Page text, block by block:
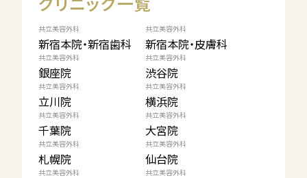
共立美容外科
新宿本院・新宿歯科
共立美容外科
新宿本院・皮膚科
共立美容外科
銀座院
共立美容外科
渋谷院
共立美容外科
立川院
共立美容外科
横浜院
共立美容外科
千葉院
共立美容外科
大宮院
共立美容外科
札幌院
共立美容外科
仙台院
共立美容外科 共立美容外科